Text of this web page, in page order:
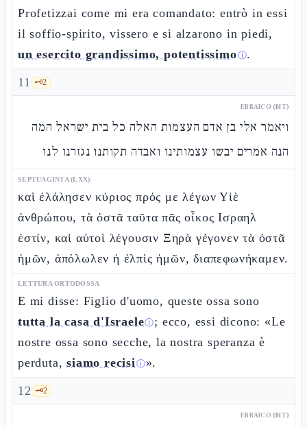
Profetizzai come mi era comandato: entrò in essi
il soffio-spirito, vissero e si alzarono in piedi,
un esercito grandissimo, potentissimoⓘ.
11 🗝️2
EBRAICO (MT)
ויאמר אלי בן אדם העצמות האלה כל בית ישראל המה
הנה אמרים יבשו עצמותינו ואבדה תקותנו נגזרנו לנו
SEPTUAGINTA (LXX)
καὶ ἐλάλησεν κύριος πρός με λέγων Υἱὲ
ἀνθρώπου, τὰ ὀστᾶ ταῦτα πᾶς οἶκος Ισραηλ
ἐστίν, καὶ αὐτοὶ λέγουσιν Ξηρὰ γέγονεν τὰ ὀστᾶ
ἡμῶν, ἀπόλωλεν ἡ ἐλπὶς ἡμῶν, διαπεφωνήκαμεν.
LETTURA ORTODOSSA
E mi disse: Figlio d'uomo, queste ossa sono
tutta la casa d'Israeleⓘ; ecco, essi dicono: «Le
nostre ossa sono secche, la nostra speranza è
perduta,siamo recisiⓘ».
12 🗝️2
EBRAICO (MT)